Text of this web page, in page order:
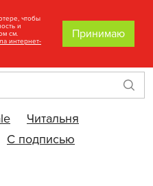
Читальня
С подписью
чтобы
и
см.
интернет-
Принимаю